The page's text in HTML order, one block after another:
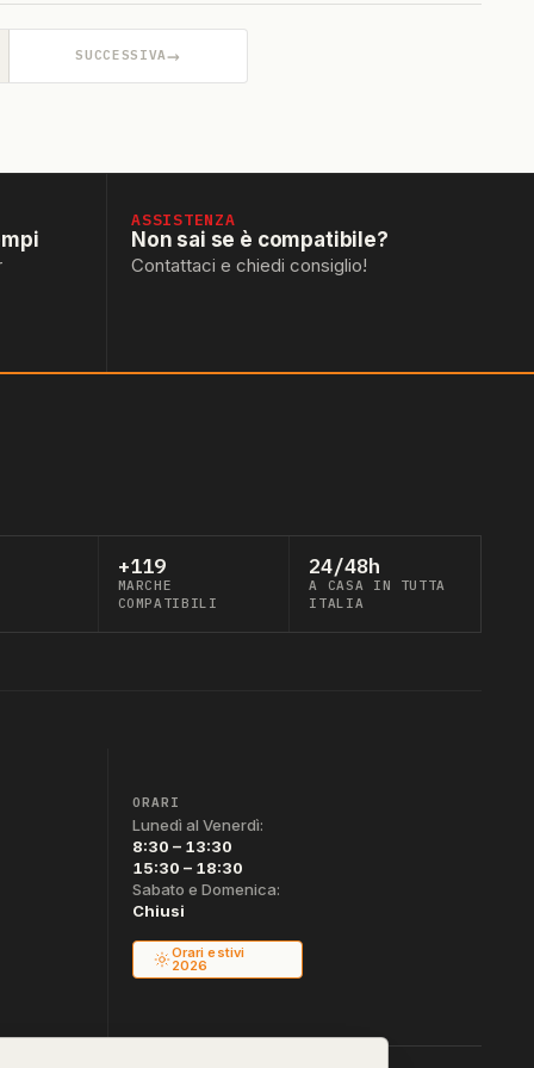
SUCCESSIVA→
ASSISTENZA
Non sai se è compatibile?
Contattaci e chiedi consiglio!
+119
MARCHE
COMPATIBILI
24/48h
A CASA IN TUTTA
ITALIA
ORARI
Lunedì al Venerdì:
8:30 – 13:30
15:30 – 18:30
Sabato e Domenica:
Chiusi
Orari estivi
2026